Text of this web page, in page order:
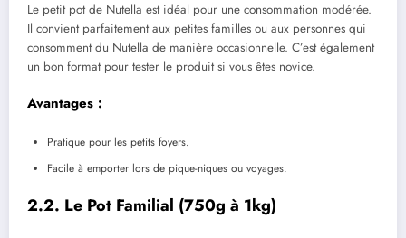
Le petit pot de Nutella est idéal pour une consommation modérée.
Il convient parfaitement aux petites familles ou aux personnes qui
consomment du Nutella de manière occasionnelle. C’est également
un bon format pour tester le produit si vous êtes novice.
Avantages :
Pratique pour les petits foyers.
Facile à emporter lors de pique-niques ou voyages.
2.2. Le Pot Familial (750g à 1kg)